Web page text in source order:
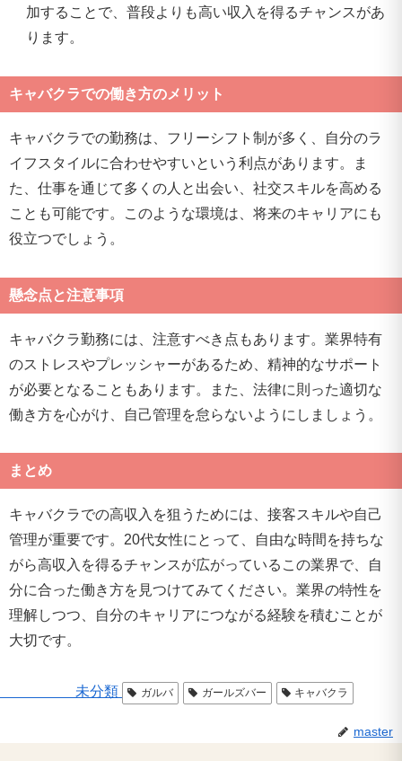
加することで、普段よりも高い収入を得るチャンスがあ
ります。
キャバクラでの働き方のメリット
キャバクラでの勤務は、フリーシフト制が多く、自分のラ
イフスタイルに合わせやすいという利点があります。ま
た、仕事を通じて多くの人と出会い、社交スキルを高める
ことも可能です。このような環境は、将来のキャリアにも
役立つでしょう。
懸念点と注意事項
キャバクラ勤務には、注意すべき点もあります。業界特有
のストレスやプレッシャーがあるため、精神的なサポート
が必要となることもあります。また、法律に則った適切な
働き方を心がけ、自己管理を怠らないようにしましょう。
まとめ
キャバクラでの高収入を狙うためには、接客スキルや自己
管理が重要です。20代女性にとって、自由な時間を持ちな
がら高収入を得るチャンスが広がっているこの業界で、自
分に合った働き方を見つけてみてください。業界の特性を
理解しつつ、自分のキャリアにつながる経験を積むことが
大切です。
未分類 ガルバ ガールズバー キャバクラ
master